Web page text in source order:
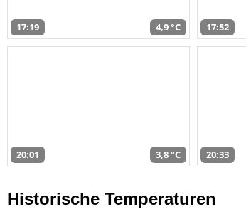
17:19 4,9 °C 17:52
20:01 3,8 °C 20:33
Historische Temperaturen